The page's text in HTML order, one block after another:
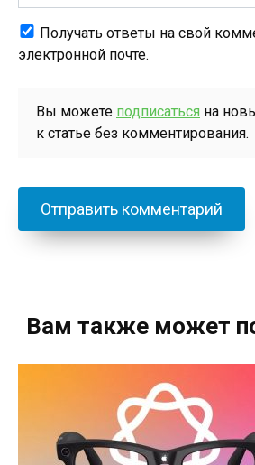
Получать ответы на свой
электронной почте.
Вы можете подписаться на
к статье без комментирования.
Вам также может